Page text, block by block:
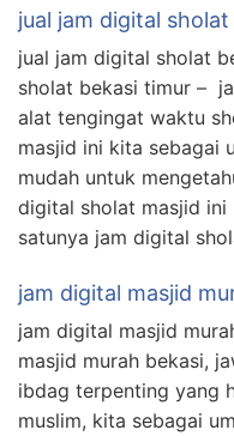
jual jam digital
jual jam digital sholat
sholat bekasi timur –
alat tengingat waktu
masjid ini kita sebagai
mudah untuk
digital sholat masjid
satunya jam digital
jam digital masjid
jam digital masjid
masjid murah bekasi,
ibdag terpenting yang
muslim, kita sebagai